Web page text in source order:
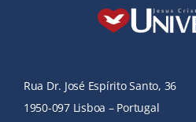
Rua Dr. José Espírito Santo, 36
1950-097 Lisboa – Portugal